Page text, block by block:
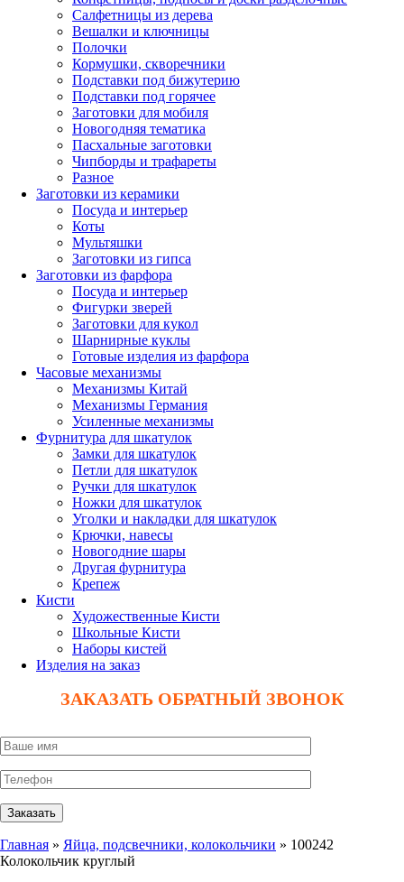
Салфетницы из дерева
Вешалки и ключницы
Полочки
Кормушки, скворечники
Подставки под бижутерию
Подставки под горячее
Заготовки для мобиля
Новогодняя тематика
Пасхальные заготовки
Чипборды и трафареты
Разное
Заготовки из керамики
Посуда и интерьер
Коты
Мультяшки
Заготовки из гипса
Заготовки из фарфора
Посуда и интерьер
Фигурки зверей
Заготовки для кукол
Шарнирные куклы
Готовые изделия из фарфора
Часовые механизмы
Механизмы Китай
Механизмы Германия
Усиленные механизмы
Фурнитура для шкатулок
Замки для шкатулок
Петли для шкатулок
Ручки для шкатулок
Ножки для шкатулок
Уголки и накладки для шкатулок
Крючки, навесы
Новогодние шары
Другая фурнитура
Крепеж
Кисти
Художественные Кисти
Школьные Кисти
Наборы кистей
Изделия на заказ
ЗАКАЗАТЬ ОБРАТНЫЙ ЗВОНОК
Главная » Яйца, подсвечники, колокольчики » 100242
Колокольчик круглый